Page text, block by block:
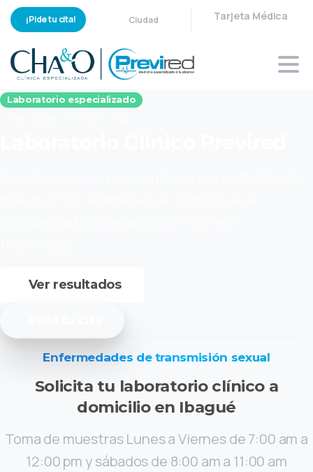
¡Pide tu cita! Ciudad Tarjeta Médica
Laboratorio especializado
Ver resultados
Enfermedades de transmisión sexual
Solicita tu laboratorio clínico a
domicilio en Ibagué
Toma de muestras Lunes a Viernes de 7:00 am a
12:00 pm y sábados de 8:00 am a 11:00 am